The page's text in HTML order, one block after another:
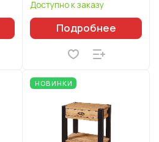
Доступно к заказу
Подробнее
НОВИНКИ